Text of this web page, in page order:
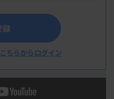
録
ちらからログイン